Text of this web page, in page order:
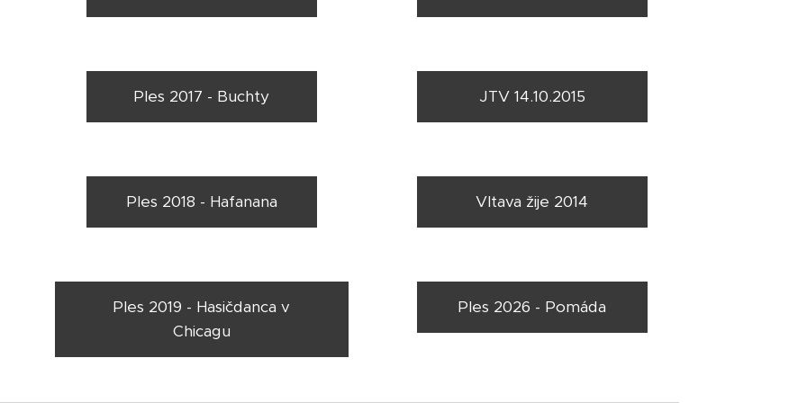
Ples 2017 - Buchty
Ples 2018 - Hafanana
Ples 2019 - Hasičdanca v
Chicagu
JTV 14.10.2015
Vltava žije 2014
Ples 2026 - Pomáda